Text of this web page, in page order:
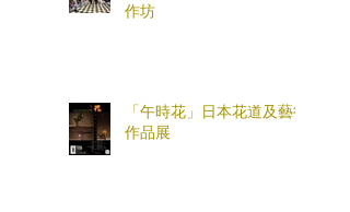
作坊
「午時花」日本花道及藝術
作品展